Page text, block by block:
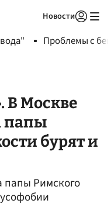
Новости
Проблемы с
В Москве
папы
бурят и
папы Римского